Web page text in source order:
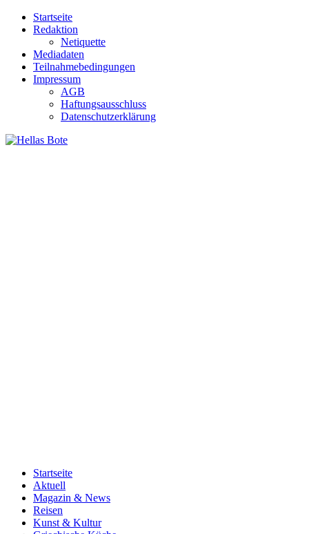
Zum
Inhalt
Startseite
Redaktion
Netiquette
Mediadaten
Teilnahmebedingungen
Impressum
AGB
Haftungsausschluss
Datenschutzerklärung
Startseite
Aktuell
Magazin & News
Reisen
Kunst & Kultur